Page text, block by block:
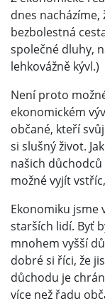
dnes nacházíme,
bezbolestná
společné dluhy,
lehkovážně kývl.)
Není proto
ekonomickém
občané, kteří
si slušný život.
našich
možné vyjít
Ekonomiku jsme
starších lidí. Byť
mnohem vyšší
dobré si říci, že
důchodu je
více než řadu